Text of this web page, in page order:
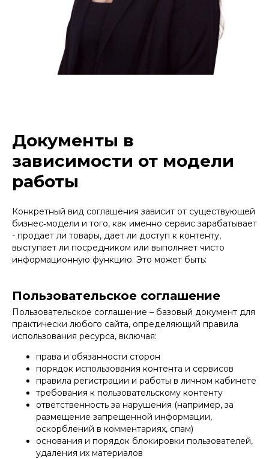
Документы в
зависимости от модели
работы
Конкретный вид соглашения зависит от существующей
бизнес‑модели и того, как именно сервис зарабатывает
- продает ли товары, дает ли доступ к контенту,
выступает ли посредником или выполняет чисто
информационную функцию. Это может быть:
Пользовательское соглашение
Пользовательское соглашение – базовый документ для
практически любого сайта, определяющий правила
использования ресурса, включая:
права и обязанности сторон
порядок использования контента и сервисов
правила регистрации и работы в личном кабинете
требования к пользовательскому контенту
ответственность за нарушения (например, за
размещение запрещенной информации,
оскорблений в комментариях, спам)
основания и порядок блокировки пользователей,
удаления их материалов